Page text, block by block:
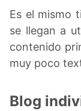
Es el mismo
se llegan a
contenido
muy poco
Blog